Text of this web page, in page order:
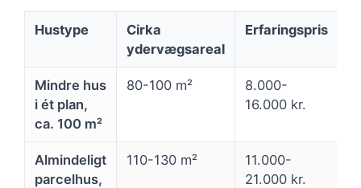
Hustype
Cirka
ydervægsareal
Erfaringspris
Mindre hus
i ét plan,
ca. 100 m²
80-100 m²
8.000-
16.000 kr.
Almindeligt
parcelhus,
110-130 m²
11.000-
21.000 kr.